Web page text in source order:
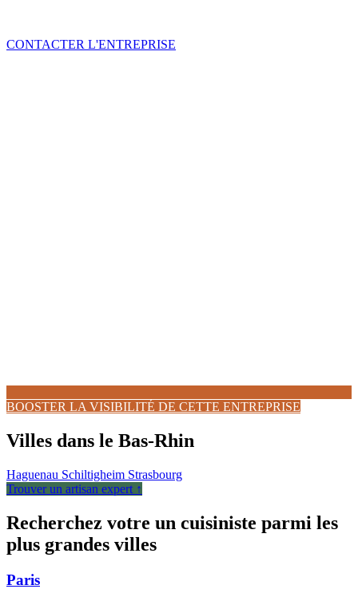
CONTACTER L'ENTREPRISE
BOOSTER LA VISIBILITÉ DE CETTE ENTREPRISE
Villes dans le Bas-Rhin
Haguenau Schiltigheim Strasbourg
Trouver un artisan expert ↑
Recherchez votre un cuisiniste parmi les
plus grandes villes
Paris